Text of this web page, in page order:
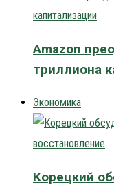
Amazon
триллиона
Экономика
Корецкий